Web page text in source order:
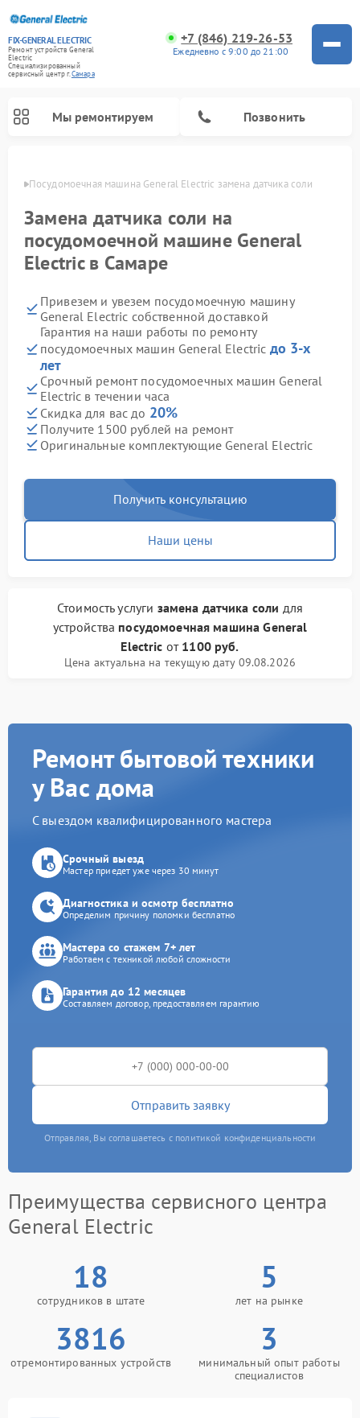
FIX-GENERAL ELECTRIC
Ремонт устройств General
Electric
Специализированный
cервисный центр г.Самара
+7 (846) 219-26-53
Ежедневно с 9:00 до 21:00
Мы ремонтируем Позвонить
Посудомоечная машина General Electric замена датчика соли
Замена датчика соли на
посудомоечной машине General
Electric в Самаре
Привезем и увезем посудомоечную машину
General Electric собственной доставкой
Гарантия на наши работы по ремонту
посудомоечных машин General Electric до 3-х
лет
Срочный ремонт посудомоечных машин General
Electric в течении часа
Скидка для вас до 20%
Получите 1500 рублей на ремонт
Оригинальные комплектующие General Electric
Получить консультацию
Наши цены
Стоимость услуги замена датчика соли для
устройства посудомоечная машина General
Electric от 1100 руб.
Цена актуальна на текущую дату 09.08.2026
Ремонт бытовой техники
у Вас дома
С выездом квалифицированного мастера
Срочный выезд
Мастер приедет уже через 30 минут
Диагностика и осмотр бесплатно
Определим причину поломки бесплатно
Мастера со стажем 7+ лет
Работаем с техникой любой сложности
Гарантия до 12 месяцев
Составляем договор, предоставляем гарантию
Отправить заявку
Отправляя, Вы соглашаетесь с политикой конфиденциальности
Преимущества сервисного центра
General Electric
18
сотрудников в штате
5
лет на рынке
3816
отремонтированных устройств
3
минимальный опыт работы
специалистов